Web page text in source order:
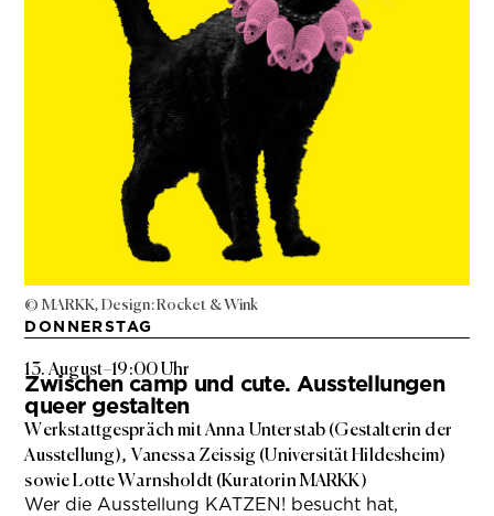
© MARKK, Design: Rocket & Wink
DONNERSTAG
13. August–19:00 Uhr
Zwischen camp und cute. Ausstellungen
queer gestalten
Werkstattgespräch mit Anna Unterstab (Gestalterin der
Ausstellung), Vanessa Zeissig (Universität Hildesheim)
sowie Lotte Warnsholdt (Kuratorin MARKK)
Wer die Ausstellung KATZEN! besucht hat,